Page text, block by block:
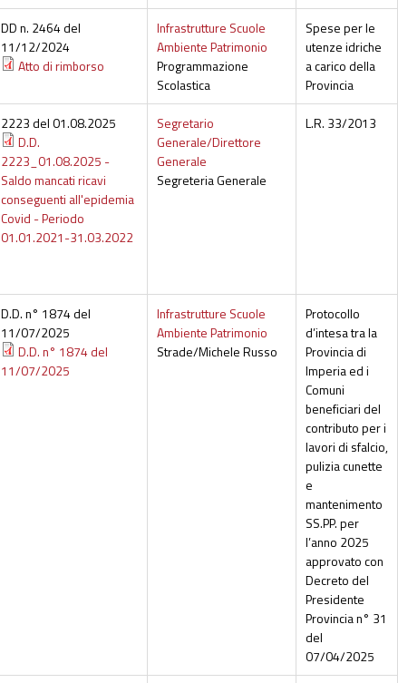
DD n. 2464 del
11/12/2024
Atto di rimborso
Infrastrutture Scuole
Ambiente Patrimonio
Programmazione
Scolastica
Spese per le
utenze idriche
a carico della
Provincia
2223 del 01.08.2025
D.D.
2223_01.08.2025 -
Saldo mancati ricavi
conseguenti all'epidemia
Covid - Periodo
01.01.2021-31.03.2022
Segretario
Generale/Direttore
Generale
Segreteria Generale
L.R. 33/2013
D.D. n° 1874 del
11/07/2025
D.D. n° 1874 del
11/07/2025
Infrastrutture Scuole
Ambiente Patrimonio
Strade/Michele Russo
Protocollo
d’intesa tra la
Provincia di
Imperia ed i
Comuni
beneficiari del
contributo per i
lavori di sfalcio,
pulizia cunette
e
mantenimento
SS.PP. per
l’anno 2025
approvato con
Decreto del
Presidente
Provincia n° 31
del
07/04/2025